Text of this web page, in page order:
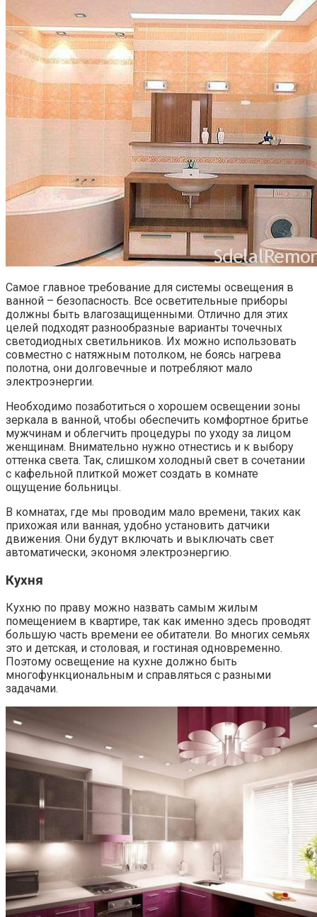
Самое главное требование для системы освещения в
ванной – безопасность. Все осветительные приборы
должны быть влагозащищенными. Отлично для этих
целей подходят разнообразные варианты точечных
светодиодных светильников. Их можно использовать
совместно с натяжным потолком, не боясь нагрева
полотна, они долговечные и потребляют мало
электроэнергии.
Необходимо позаботиться о хорошем освещении зоны
зеркала в ванной, чтобы обеспечить комфортное бритье
мужчинам и облегчить процедуры по уходу за лицом
женщинам. Внимательно нужно отнестись и к выбору
оттенка света. Так, слишком холодный свет в сочетании
с кафельной плиткой может создать в комнате
ощущение больницы.
В комнатах, где мы проводим мало времени, таких как
прихожая или ванная, удобно установить датчики
движения. Они будут включать и выключать свет
автоматически, экономя электроэнергию.
Кухня
Кухню по праву можно назвать самым жилым
помещением в квартире, так как именно здесь проводят
большую часть времени ее обитатели. Во многих семьях
это и детская, и столовая, и гостиная одновременно.
Поэтому освещение на кухне должно быть
многофункциональным и справляться с разными
задачами.